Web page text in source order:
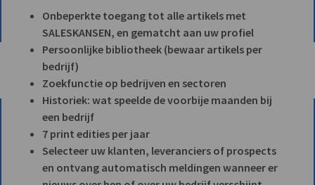
Onbeperkte toegang tot alle artikels met
SALESKANSEN, en gematcht aan uw profiel
Persoonlijke bibliotheek (bewaar artikels per
bedrijf)
Zoekfunctie op bedrijven en sectoren
Historiek: wat speelde de voorbije maanden bij
een bedrijf
7 print edities per jaar
Selecteer uw klanten, leveranciers of prospects
en ontvang automatisch meldingen wanneer er